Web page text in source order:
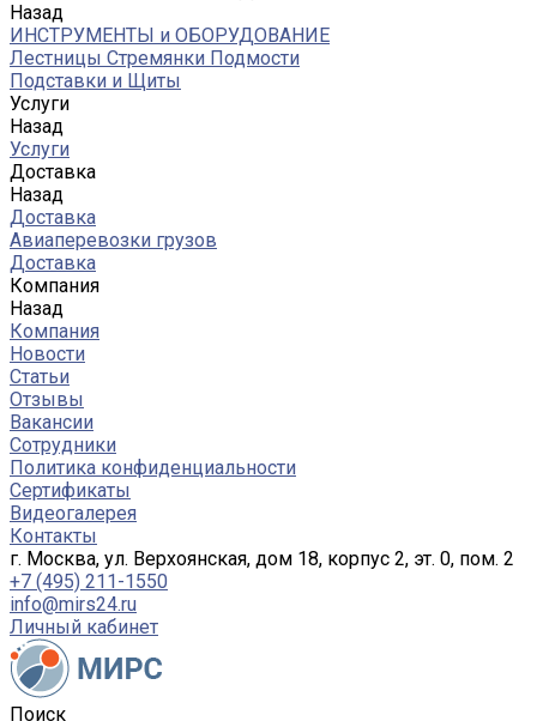
Назад
ИНСТРУМЕНТЫ и ОБОРУДОВАНИЕ
Лестницы Стремянки Подмости
Подставки и Щиты
Услуги
Назад
Услуги
Доставка
Назад
Доставка
Авиаперевозки грузов
Доставка
Компания
Назад
Компания
Новости
Статьи
Отзывы
Вакансии
Сотрудники
Политика конфиденциальности
Сертификаты
Видеогалерея
Контакты
г. Москва, ул. Верхоянская, дом 18, корпус 2, эт. 0, пом. 2
+7 (495) 211-1550
info@mirs24.ru
Личный кабинет
Поиск